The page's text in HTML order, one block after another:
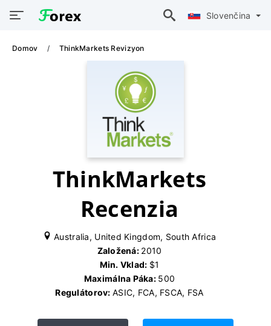
Slovenčina
Domov ThinkMarkets Revizyon
ThinkMarkets
Recenzia
Australia, United Kingdom, South Africa
Založená: 2010
Min. Vklad: $1
Maximálna Páka: 500
Regulátorov:ASIC, FCA, FSCA, FSA